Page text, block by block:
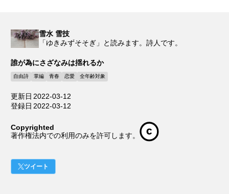
雪水 雪技
「ゆきみずそそぎ」と読みます。詩人です。
誰が為にさざなみは揺れるか
自由詩 掌編 青春 恋愛 全年齢対象
更新日 2022-03-12
登録日 2022-03-12
Copyrighted
著作権法内での利用のみを許可します。
ツイート